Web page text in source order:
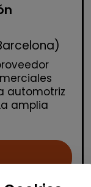
automotriz
amplia